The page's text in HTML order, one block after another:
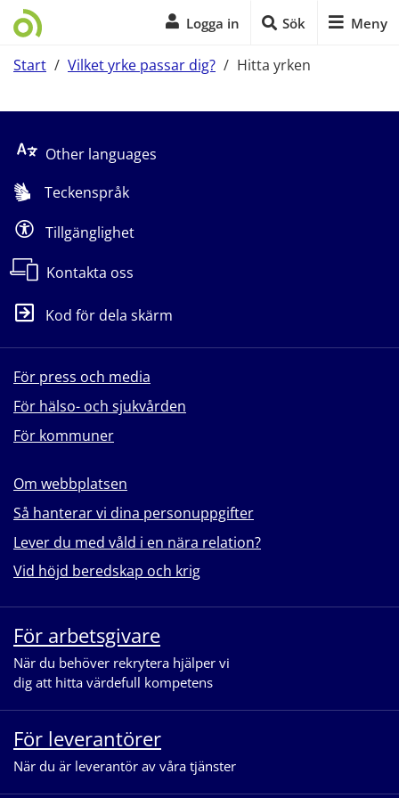
Logga in Sök Meny
Start / Vilket yrke passar dig? / Hitta yrken
Other languages
Teckenspråk
Tillgänglighet
Kontakta oss
Kod för dela skärm
För press och media
För hälso- och sjukvården
För kommuner
Om webbplatsen
Så hanterar vi dina personuppgifter
Lever du med våld i en nära relation?
Vid höjd beredskap och krig
För arbetsgivare
När du behöver rekrytera hjälper vi
dig att hitta värdefull kompetens
För leverantörer
När du är leverantör av våra tjänster